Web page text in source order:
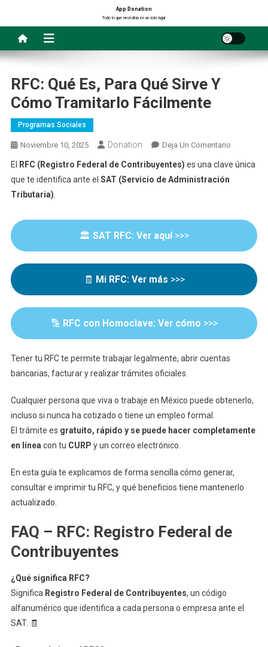
contenido
App Donation
Todo lo que necesitas en un solo lugar
RFC: Qué Es, Para Qué Sirve Y
Cómo Tramitarlo Fácilmente
Programas Sociales
Noviembre 10, 2025 Donation Deja Un ComentarioEn
Tramitarlo
Fácilmente
El RFC (Registro Federal de Contribuyentes) es una clave única
que te identifica ante el SAT (Servicio de Administración
Tributaria)
🏛️ SAT RFC: Ver aquí>>>
🧾 Mi RFC: Ver más >>>
🔡 RFC con Homoclave: Ver cómo >>>
Tener tu RFC te permite trabajar legalmente, abrir cuentas
bancarias, facturar y realizar trámites oficiales.
Cualquier persona que viva o trabaje en México puede obtenerlo,
incluso si nunca ha cotizado o tiene un empleo formal.
El trámite es gratuito, rápido y se puede hacer completamente
en línea con tu CURP y un correo electrónico.
En esta guía te explicamos de forma sencilla cómo generar,
consultar e imprimir tu RFC, y qué beneficios tiene mantenerlo
actualizado.
FAQ – RFC: Registro Federal de
Contribuyentes
¿Qué significa RFC?
Significa Registro Federal de Contribuyentes, un código
alfanumérico que identifica a cada persona o empresa ante el
SAT. 🧾